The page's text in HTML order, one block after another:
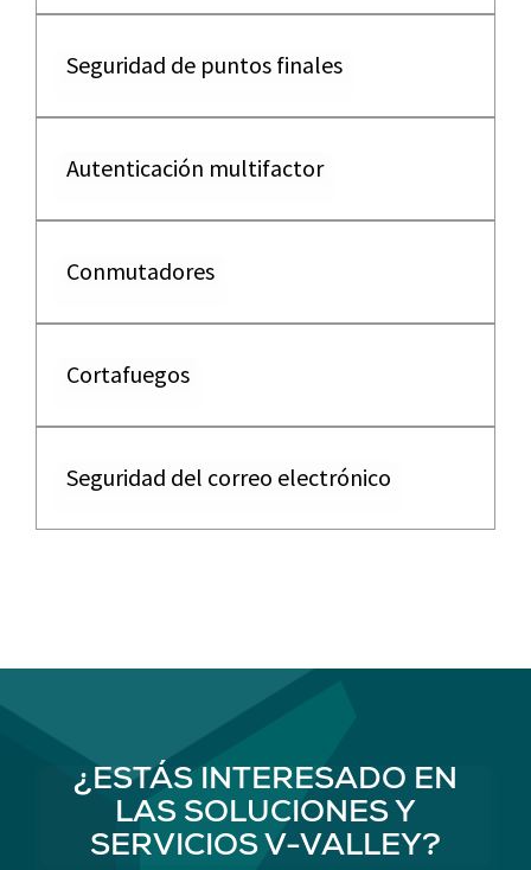
Seguridad de puntos finales
Autenticación multifactor
Conmutadores
Cortafuegos
Seguridad del correo electrónico
¿ESTÁS INTERESADO EN
LAS SOLUCIONES Y
SERVICIOS V-VALLEY?